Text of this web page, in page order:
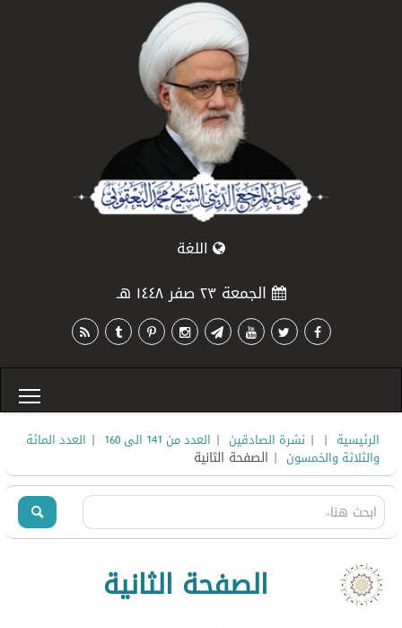
اللغة
الجمعة ٢٣ صفر ١٤٤٨ هـ
الرئيسية |
| نشرة الصادقين | العدد من 141 الى 160 | العدد المائة
والثلاثة والخمسون | الصفحة الثانية
الصفحة الثانية